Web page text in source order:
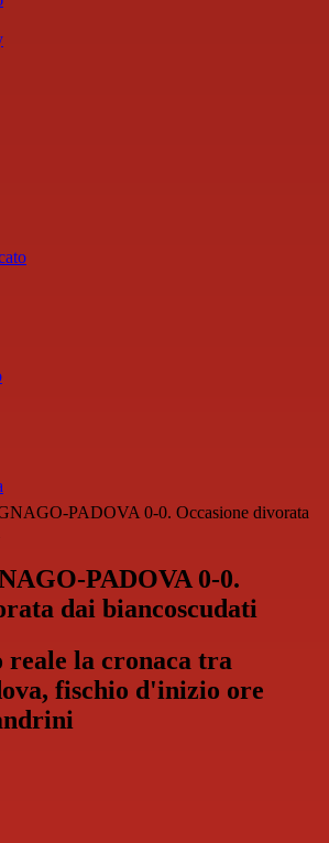
PADOVA 0-0. Occasione divorata
PADOVA 0-0.
dai biancoscudati
reale la cronaca tra
fischio d'inizio ore